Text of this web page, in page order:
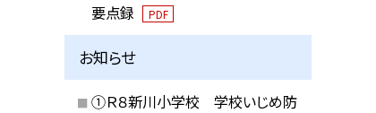
要点録
PDF
お知らせ
①Ｒ８新川小学校 学校いじめ防